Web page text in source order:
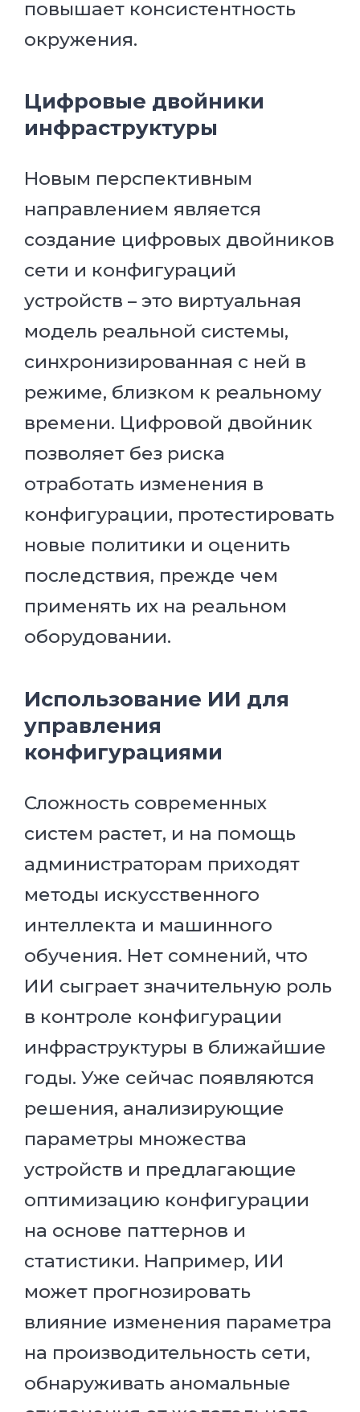
повышает консистентность
окружения.
Цифровые двойники
инфраструктуры
Новым перспективным
направлением является
создание цифровых двойников
сети и конфигураций
устройств – это виртуальная
модель реальной системы,
синхронизированная с ней в
режиме, близком к реальному
времени. Цифровой двойник
позволяет без риска
отработать изменения в
конфигурации, протестировать
новые политики и оценить
последствия, прежде чем
применять их на реальном
оборудовании.
Использование ИИ для
управления
конфигурациями
Сложность современных
систем растет, и на помощь
администраторам приходят
методы искусственного
интеллекта и машинного
обучения. Нет сомнений, что
ИИ сыграет значительную роль
в контроле конфигурации
инфраструктуры в ближайшие
годы. Уже сейчас появляются
решения, анализирующие
параметры множества
устройств и предлагающие
оптимизацию конфигурации
на основе паттернов и
статистики. Например, ИИ
может прогнозировать
влияние изменения параметра
на производительность сети,
обнаруживать аномальные